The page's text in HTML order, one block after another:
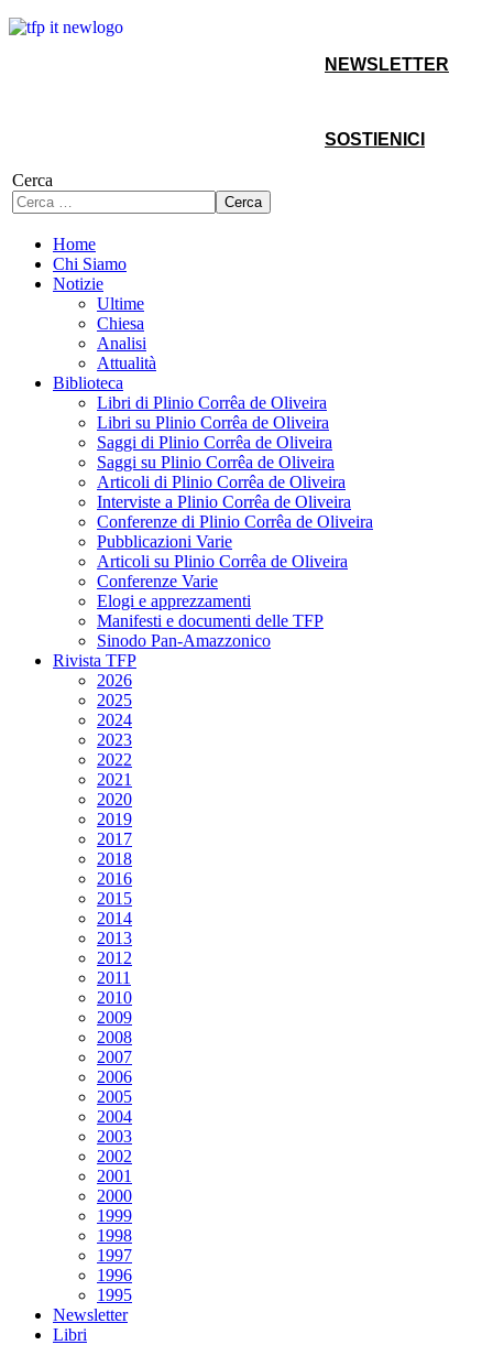
NEWSLETTER
SOSTIENICI
Cerca
Cerca
Home
Chi Siamo
Notizie
Ultime
Chiesa
Analisi
Attualità
Biblioteca
Libri di Plinio Corrêa de Oliveira
Libri su Plinio Corrêa de Oliveira
Saggi di Plinio Corrêa de Oliveira
Saggi su Plinio Corrêa de Oliveira
Articoli di Plinio Corrêa de Oliveira
Interviste a Plinio Corrêa de Oliveira
Conferenze di Plinio Corrêa de Oliveira
Pubblicazioni Varie
Articoli su Plinio Corrêa de Oliveira
Conferenze Varie
Elogi e apprezzamenti
Manifesti e documenti delle TFP
Sinodo Pan-Amazzonico
Rivista TFP
2026
2025
2024
2023
2022
2021
2020
2019
2017
2018
2016
2015
2014
2013
2012
2011
2010
2009
2008
2007
2006
2005
2004
2003
2002
2001
2000
1999
1998
1997
1996
1995
Newsletter
Libri